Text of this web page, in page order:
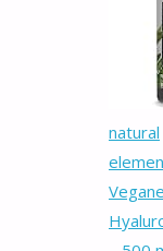
natural
Vegane